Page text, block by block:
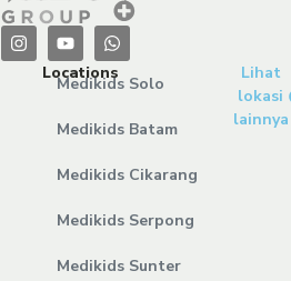
Locations
Medikids Solo
Medikids Batam
Medikids Cikarang
Medikids Serpong
Medikids Sunter
Lihat
lokasi
lainnya